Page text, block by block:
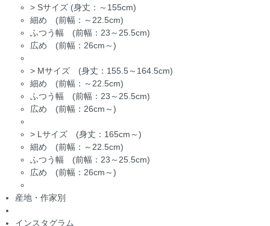
> Sサイズ (身丈：～155cm)
細め (前幅：～22.5cm)
ふつう幅 (前幅：23～25.5cm)
広め (前幅：26cm～)
> Mサイズ (身丈：155.5～164.5cm)
細め (前幅：～22.5cm)
ふつう幅 (前幅：23～25.5cm)
広め (前幅：26cm～)
> Lサイズ (身丈：165cm～)
細め (前幅：～22.5cm)
ふつう幅 (前幅：23～25.5cm)
広め (前幅：26cm～)
産地・作家別
インスタグラム